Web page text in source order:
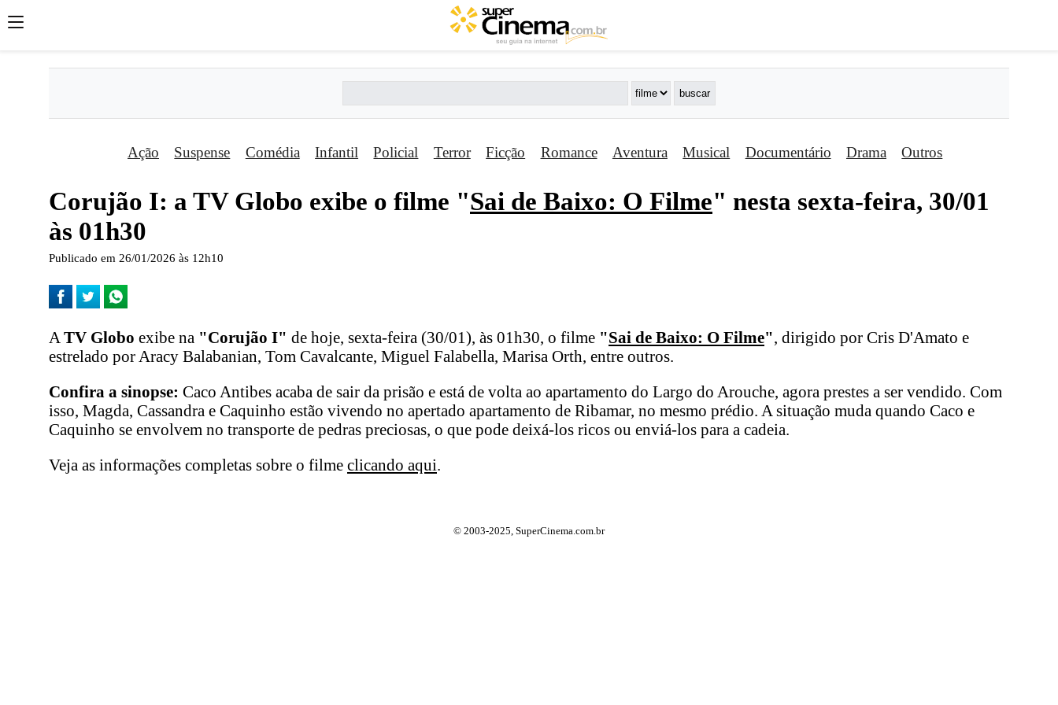
Ação Suspense Comédia Infantil Policial Terror Ficção Romance Aventura Musical Documentário Drama Outros
Corujão I: a TV Globo exibe o filme "Sai de Baixo: O Filme" nesta sexta-feira, 30/01
às 01h30
Publicado em 26/01/2026 às 12h10
A TV Globo exibe na "Corujão I" de hoje, sexta-feira (30/01), às 01h30, o filme "Sai de Baixo: O Filme", dirigido por Cris D'Amato e
estrelado por Aracy Balabanian, Tom Cavalcante, Miguel Falabella, Marisa Orth, entre outros.
Confira a sinopse: Caco Antibes acaba de sair da prisão e está de volta ao apartamento do Largo do Arouche, agora prestes a ser vendido. Com
isso, Magda, Cassandra e Caquinho estão vivendo no apertado apartamento de Ribamar, no mesmo prédio. A situação muda quando Caco e
Caquinho se envolvem no transporte de pedras preciosas, o que pode deixá-los ricos ou enviá-los para a cadeia.
Veja as informações completas sobre o filme clicando aqui.
© 2003-2025, SuperCinema.com.br